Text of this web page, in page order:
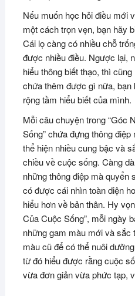
Nếu muốn học hỏi điều mới
một cách trọn vẹn, bạn hãy
Cái lọ càng có nhiều chỗ
được nhiều điều. Ngược lại,
hiểu thông biết thạo, thì
chứa thêm được gì nữa, bạn
rộng tầm hiểu biết của mình.
Mỗi câu chuyện trong “Góc
Sống” chứa đựng thông
thể hiện nhiều cung bậc và
chiều về cuộc sống. Càng
những thông điệp mà quyển
có được cái nhìn toàn diện
hiểu hơn về bản thân. Hy
Của Cuộc Sống”, mỗi ngày
những gam màu mới và sắc
màu cũ để có thể nuôi
từ đó hiểu được rằng cuộc
vừa đơn giản vừa phức tạp,